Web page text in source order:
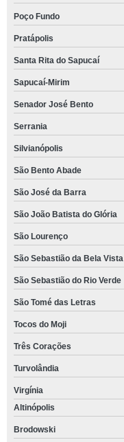
Poço Fundo
Pratápolis
Santa Rita do Sapucaí
Sapucaí-Mirim
Senador José Bento
Serrania
Silvianópolis
São Bento Abade
São José da Barra
São João Batista do Glória
São Lourenço
São Sebastião da Bela Vista
São Sebastião do Rio Verde
São Tomé das Letras
Tocos do Moji
Três Corações
Turvolândia
Virgínia
Altinópolis
Brodowski